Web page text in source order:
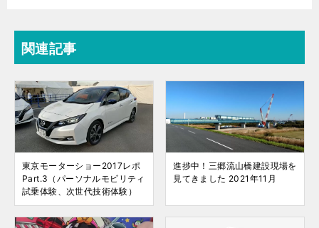
関連記事
東京モーターショー2017レポ
Part.3（パーソナルモビリティ
試乗体験、次世代技術体験）
進捗中！三郷流山橋建設現場を
見てきました 2021年11月